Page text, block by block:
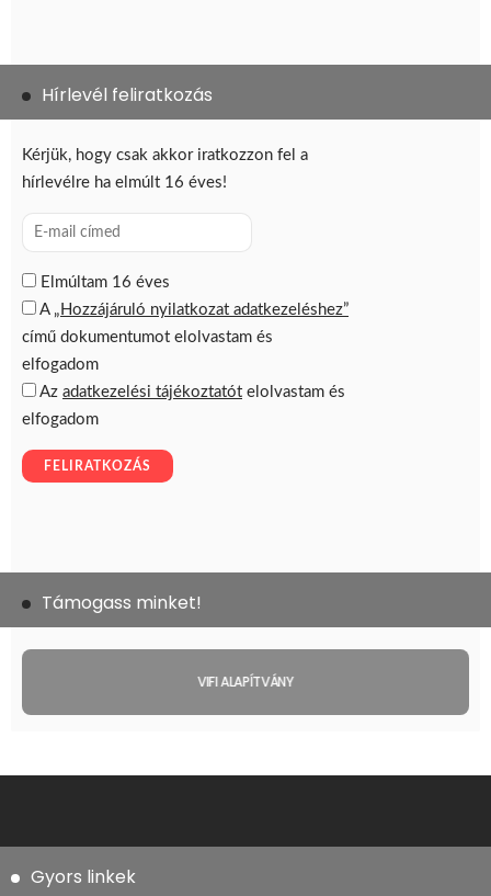
Hírlevél feliratkozás
Támogass minket!
VIFI ALAPÍTVÁNY
Gyors linkek